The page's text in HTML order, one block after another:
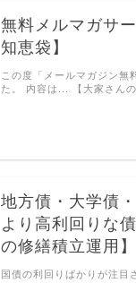
無料メルマガサ
知恵袋】
この度「メールマガジン無
た。 内容は... 【大家さん
地方債・大学債
より高利回りな
の修繕積立運用】
国債の利回りばかりが注目